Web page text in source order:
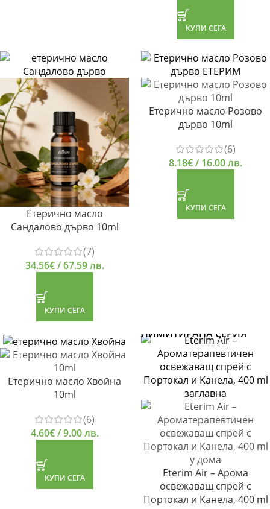
КУПИ СЕГА
Етерично масло
Сандалово дърво 10ml
(7)
34.56€/ 67.59 лв.
КУПИ СЕГА
Етерично масло Розово
дърво 10ml
(6)
8.18€/ 16.00 лв.
КУПИ СЕГА
Етерично масло Хвойна
10ml
(6)
4.60€/ 9.00 лв.
КУПИ СЕГА
ЛИМИТИРАНА СЕРИЯ
Eterim Air – Арома
освежаващ спрей с
Портокал и Канела, 400 ml